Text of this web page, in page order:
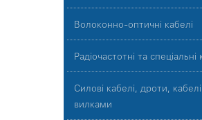
Волоконно-оптичні кабелі
Радіочастотні та спеціальні
Силові кабелі, дроти,
вилками